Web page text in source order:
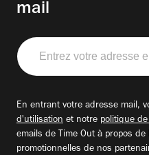
mail
Entrez
votre
adresse
En entrant votre adresse mail,
d'utilisation et notre politique
emails de Time Out à propos
promotionnelles de nos